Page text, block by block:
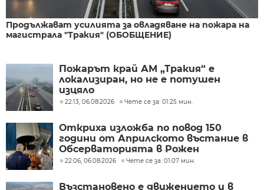
Продължават усилията за овладяване на пожара на
магистрала "Тракия" (ОБОБЩЕНИЕ)
Пожарът край АМ „Тракия“ е
локализиран, но не е потушен
изцяло
22:13, 06.08.2026 Чете се за: 01:25 мин.
Откриха изложба по повод 150
години от Априлското въстание в
Обсерваторията в Рожен
22:06, 06.08.2026 Чете се за: 01:07 мин.
Възстановено е движението и в